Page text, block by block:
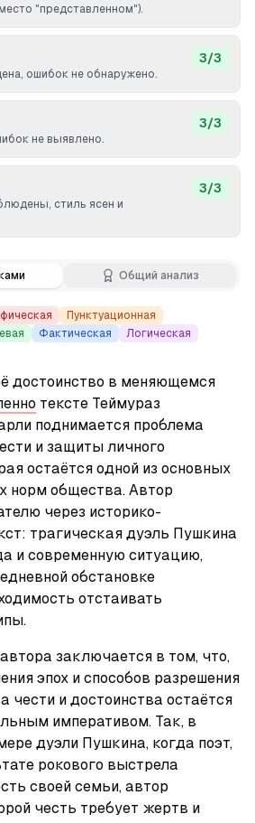
Общий анализ
Пунктуационная
Фактическая
Логическая
достоинство в меняющемся
тексте Теймураз
поднимается проблема
и защиты личного
остаётся одной из основных
норм общества. Автор
через историко-
трагическая дуэль Пушкина
и современную ситуацию,
обстановке
отстаивать
заключается в том, что,
эпох и способов разрешения
чести и достоинства остаётся
императивом. Так, в
дуэли Пушкина, когда поэт,
рокового выстрела
своей семьи, автор
честь требует жертв и
"представленном").
ошибок не обнаружено.
3/3
не выявлено.
3/3
стиль ясен и
3/3